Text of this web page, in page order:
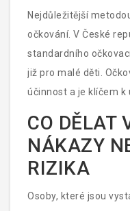
Nejdůležitější
očkování. V České
standardního
již pro malé děti.
účinnost a je klíčem k
i kolektivního zdraví a
CO DĚLAT
NÁKAZY
RIZIKA
Osoby, které jsou